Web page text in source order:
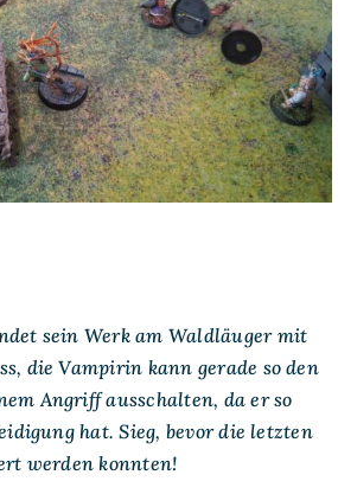
sein Werk am Waldläuger mit
die Vampirin kann gerade so den
Angriff ausschalten, da er so
hat. Sieg, bevor die letzten
werden konnten!